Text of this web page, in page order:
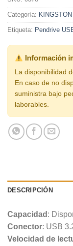
Categoría: KINGSTON
Etiqueta: Pendrive
Información
La disponibilidad
En caso de no
suministra bajo
laborables.
DESCRIPCIÓN
Capacidad :
Conector: USB
Velocidad de